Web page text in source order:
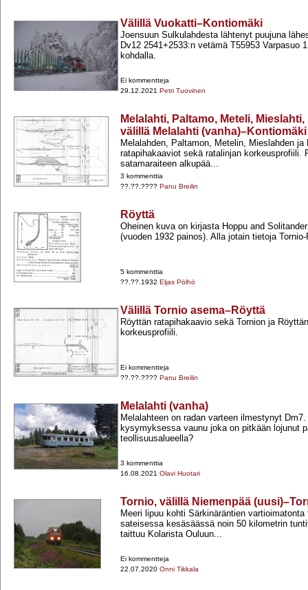
Välillä Vuokatti–Kontiomäki
Joensuun Sulkulahdesta lähtenyt puujuna
Dv12 2541+​2533:n vetämä T55953 Varpasuo
kohdalla.
Ei kommentteja
29.12.2021 Petri Tuovinen
Melalahti, Paltamo, Meteli,
välillä Melalahti (vanha)–Kontiomäki
Melalahden, Paltamon, Metelin, Mieslahden ja
ratapihakaaviot sekä ratalinjan korkeusprofiili.
satamaraiteen alkupää...
3 kommenttia
??.??.???? Panu Breilin
Röyttä
Oheinen kuva on kirjasta Hoppu and
(vuoden 1932 painos). Alla jotain tietoja
5 kommenttia
??.??.1932 Eljas Pölhö
Välillä Tornio asema–Röyttä
Röyttän ratapihakaavio sekä Tornion ja
korkeusprofiili.
Ei kommentteja
??.??.???? Panu Breilin
Melalahti (vanha)
Melalahteen on radan varteen ilmestynyt
kysymyksessa vaunu joka on pitkään lojunut
teollisuusalueella?
3 kommenttia
16.08.2021 Olavi Huotari
Tornio, välillä Niemenpää
Meeri lipuu kohti Särkinäräntien
sateisessa kesäsäässä noin 50 kilometrin
taittuu Kolarista Ouluun...
Ei kommentteja
22.07.2020 Onni Tikkala